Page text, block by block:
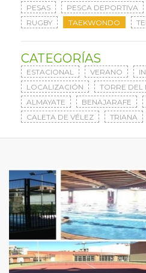
PESAS
PESCA DEPORTIVA
RUGBY
TAEKWONDO
CATEGORÍAS
ESTACIONAL VERANO
LOCALIZACIÓN
TORRE DEL
ALMAYATE
BENAJARAFE
CALETA DE VÉLEZ
TRIANA